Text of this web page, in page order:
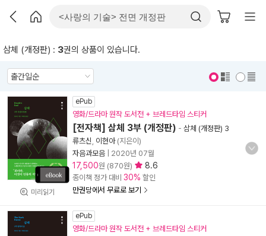
삼체 (개정판) : 3권의 상품이 있습니다.
미리읽기
ePub
영화/드라마 원작 도서전 + 브레드타임 스티커
[전자책] 삼체 3부 (개정판) - 삼체 (개정판) 3
류츠신 이현아(지은이)
자음과모음
2020년 07월
17,500원 (870원) 8.6
종이책 정가 대비 30% 할인
만권당에서 무료로 보기
ePub
영화/드라마 원작 도서전 + 브레드타임 스티커